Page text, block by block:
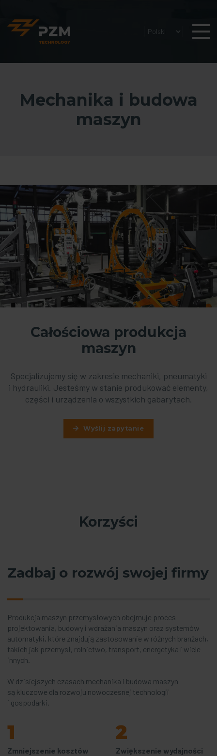
Mechanika i budowa
maszyn
Całościowa produkcja
maszyn
Specjalizujemy się w zakresie mechaniki, pneumatyki
i hydrauliki. Jesteśmy w stanie produkować elementy,
części i urządzenia o wszystkich gabarytach.
Wyślij zapytanie
Korzyści
Zadbaj o rozwój swojej firmy
Produkcja maszyn przemysłowych obejmuje proces
projektowania, budowy i wdrażania maszyn oraz systemów
automatyki, które znajdują zastosowanie w różnych branżach,
takich jak przemysł, rolnictwo, transport, energetyka i wiele
innych.
W dzisiejszych czasach mechanika i budowa maszyn
są kluczowe dla rozwoju nowoczesnej technologii
i gospodarki.
1
Zmniejszenie kosztów
2
Zwiększenie wydajności